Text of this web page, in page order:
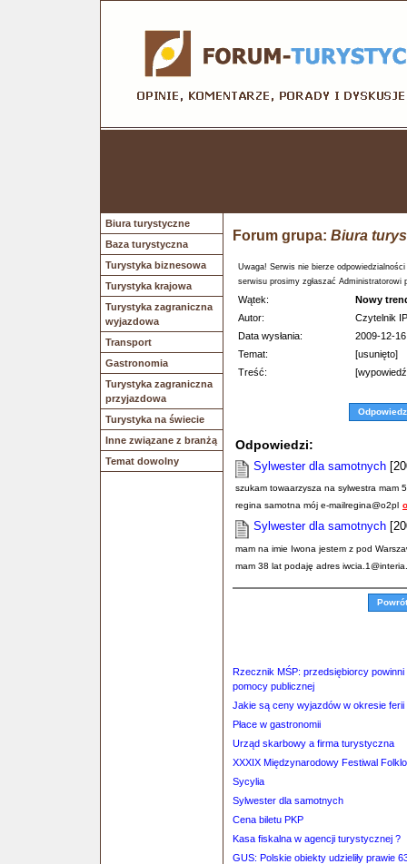
Biura turystyczne
Baza turystyczna
Turystyka biznesowa
Turystyka krajowa
Turystyka zagraniczna
wyjazdowa
Transport
Gastronomia
Turystyka zagraniczna
przyjazdowa
Turystyka na świecie
Inne związane z branżą
Temat dowolny
Forum grupa: Biura
Uwaga! Serwis nie bierze
serwisu prosimy zgłaszać Administratorowi
Wątek:
Nowy
Autor:
Czytelnik
Data wysłania:
2009-12-
Temat:
[usunięto]
Treść:
Odpowiedz
Odpowiedzi:
Sylwester dla samotnych
szukam towaarzysza na sylwestra mam
regina samotna mój e-mailregina@o2pl
Sylwester dla samotnych
mam na imie Iwona jestem z pod
mam 38 lat podaję adres
Rzecznik MŚP: przedsiębiorcy
pomocy publicznej
Jakie są ceny wyjazdów w okresie ferii
Płace w gastronomii
Urząd skarbowy a firma turystyczna
XXXIX Międzynarodowy Festiwal
Sycylia
Sylwester dla samotnych
Cena biletu PKP
Kasa fiskalna w agencji turystycznej ?
GUS: Polskie obiekty udzieliły prawie